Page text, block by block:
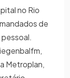
no Rio
de
Metroplan,